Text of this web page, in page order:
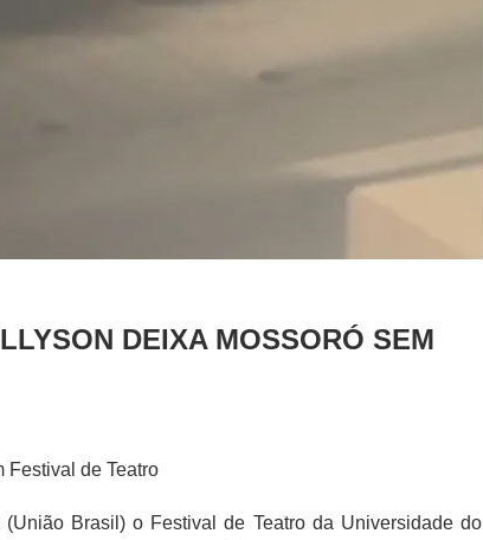
DEIXA MOSSORÓ SEM
Festival de Teatro
Brasil) o Festival de Teatro da Universidade do